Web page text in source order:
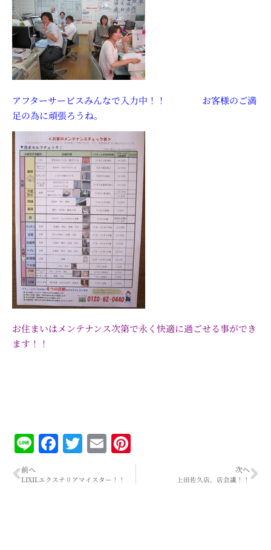
アフターサービスみんなで入力中！！ お客様のご満
足の為に頑張ろうね。
お住まいはメンテナンス次第で永く快適に過ごせる事ができ
ます！！
LineFacebook
Twitter
Email
前へ
LIXILエクステリアマイスター！！
次へ
上田佐久店。店会議！！